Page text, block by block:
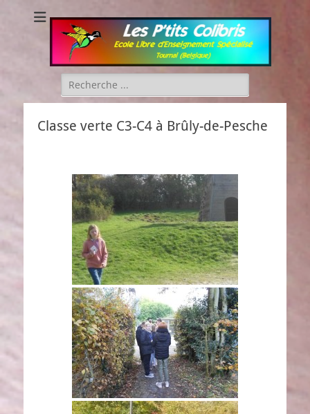
Les P'tits Colibris
Rechercher :
Classe verte C3-C4 à Brûly-de-Pesche